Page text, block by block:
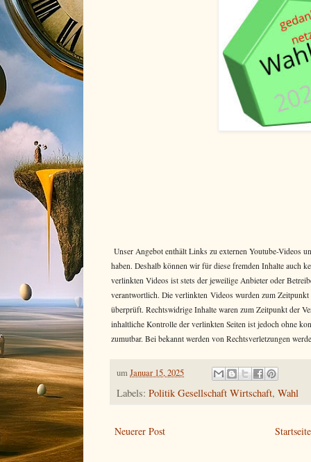
Unser Angebot enthält Links zu externen Youtube-Videos
haben. Deshalb können wir für diese fremden Inhalte auch
verlinkten Videos ist stets der jeweilige Anbieter oder
verantwortlich. Die verlinkten Videos wurden zum
überprüft. Rechtswidrige Inhalte waren zum Zeitpunkt der
inhaltliche Kontrolle der verlinkten Seiten ist jedoch ohne
zumutbar. Bei bekannt werden von Rechtsverletzungen
umJanuar 15, 2025
Labels: Politik Gesellschaft Wirtschaft, Wahl
Neuerer Post Startseite